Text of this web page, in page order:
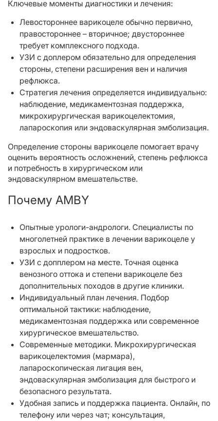
Ключевые моменты диагностики и лечения:
Левостороннее варикоцеле обычно первично,
правостороннее – вторичное; двустороннее
требует комплексного подхода.
УЗИ с доплером обязательно для определения
стороны, степени расширения вен и наличия
рефлюкса.
Стратегия лечения определяется индивидуально:
наблюдение, медикаментозная поддержка,
микрохирургическая варикоцелектомия,
лапароскопия или эндоваскулярная эмболизация.
Определение стороны варикоцеле помогает врачу
оценить вероятность осложнений, степень рефлюкса
и потребность в хирургическом или
эндоваскулярном вмешательстве.
Почему AMBY
Опытные урологи-андрологи. Специалисты по
многолетней практике в лечении варикоцеле у
взрослых и подростков.
УЗИ с допплером на месте. Точная оценка
венозного оттока и степени варикоцеле без
дополнительных походов в другие клиники.
Индивидуальный план лечения. Подбор
оптимальной тактики: наблюдение,
медикаментозная поддержка или современное
хирургическое вмешательство.
Современные методики. Микрохирургическая
варикоцелектомия (мармара),
лапароскопическая лигация вен,
эндоваскулярная эмболизация для быстрого и
безопасного результата.
Удобная запись и поддержка пациента. Онлайн, по
телефону или через чат; консультация,